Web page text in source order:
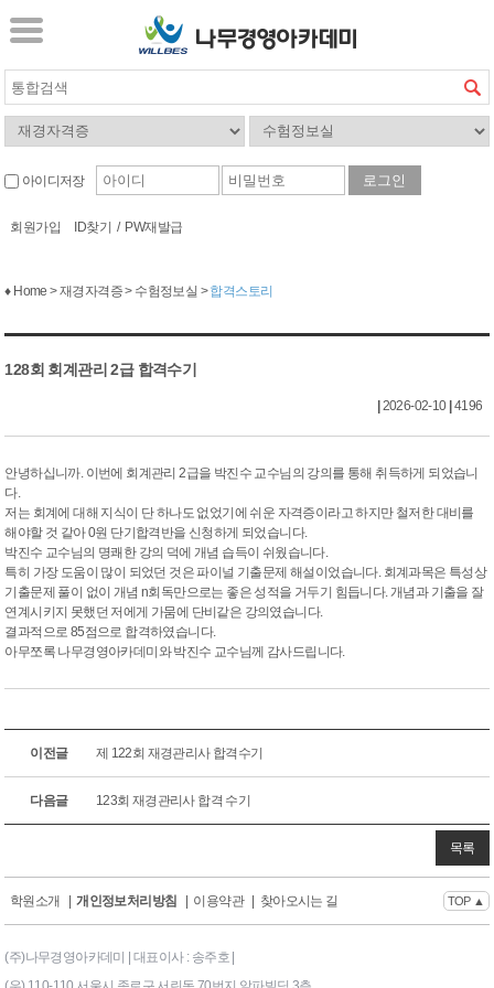
아이디저장
회원가입 ID찾기 / PW재발급
♦ Home > 재경자격증 > 수험정보실 >합격스토리
128회 회계관리 2급 합격수기
|2026-02-10 |4196
안녕하십니까. 이번에 회계관리 2급을 박진수 교수님의 강의를 통해 취득하게 되었습니
다.
저는 회계에 대해 지식이 단 하나도 없었기에 쉬운 자격증이라고 하지만 철저한 대비를
해야할 것 같아 0원 단기합격반을 신청하게 되었습니다.
박진수 교수님의 명쾌한 강의 덕에 개념 습득이 쉬웠습니다.
특히 가장 도움이 많이 되었던 것은 파이널 기출문제 해설이었습니다. 회계과목은 특성상
기출문제 풀이 없이 개념 n회독만으로는 좋은 성적을 거두기 힘듭니다. 개념과 기출을 잘
연계시키지 못했던 저에게 가뭄에 단비같은 강의였습니다.
결과적으로 85점으로 합격하였습니다.
아무쪼록 나무경영아카데미와 박진수 교수님께 감사드립니다.
이전글 제 122회 재경관리사 합격수기
다음글 123회 재경관리사 합격 수기
목록
학원소개 | 개인정보처리방침 | 이용약관 | 찾아오시는 길 TOP ▲
(주)나무경영아카데미 | 대표이사 : 송주호 |